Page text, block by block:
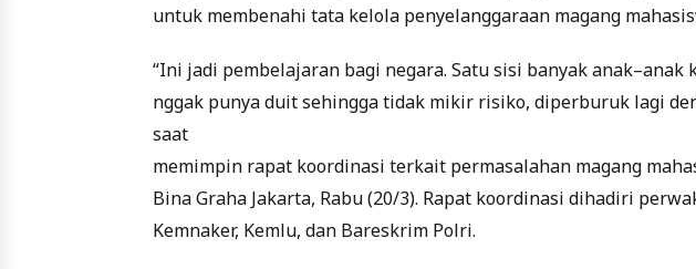
untuk membenahi tata kelola penyelanggaraan magang
“Ini jadi pembelajaran bagi negara. Satu sisi banyak
nggak punya duit sehingga tidak mikir risiko, diperburuk lagi
saat
memimpin rapat koordinasi terkait permasalahan magang
Bina Graha Jakarta, Rabu (20/3). Rapat koordinasi dihadiri
Kemnaker, Kemlu, dan Bareskrim Polri.